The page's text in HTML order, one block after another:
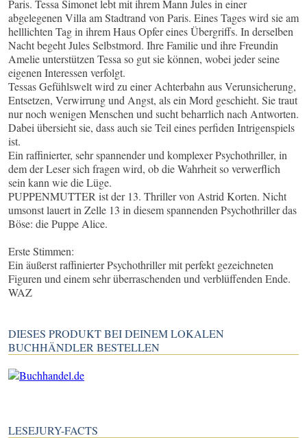
Paris. Tessa Simonet lebt mit ihrem Mann Jules in einer
abgelegenen Villa am Stadtrand von Paris. Eines Tages wird sie am
helllichten Tag in ihrem Haus Opfer eines Übergriffs. In derselben
Nacht begeht Jules Selbstmord. Ihre Familie und ihre Freundin
Amelie unterstützen Tessa so gut sie können, wobei jeder seine
eigenen Interessen verfolgt.
Tessas Gefühlswelt wird zu einer Achterbahn aus Verunsicherung,
Entsetzen, Verwirrung und Angst, als ein Mord geschieht. Sie traut
nur noch wenigen Menschen und sucht beharrlich nach Antworten.
Dabei übersieht sie, dass auch sie Teil eines perfiden Intrigenspiels
ist.
Ein raffinierter, sehr spannender und komplexer Psychothriller, in
dem der Leser sich fragen wird, ob die Wahrheit so verwerflich
sein kann wie die Lüge.
PUPPENMUTTER ist der 13. Thriller von Astrid Korten. Nicht
umsonst lauert in Zelle 13 in diesem spannenden Psychothriller das
Böse: die Puppe Alice.
Erste Stimmen:
Ein äußerst raffinierter Psychothriller mit perfekt gezeichneten
Figuren und einem sehr überraschenden und verblüffenden Ende.
WAZ
DIESES PRODUKT BEI DEINEM LOKALEN
BUCHHÄNDLER BESTELLEN
LESEJURY-FACTS